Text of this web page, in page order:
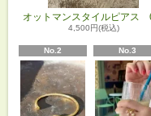
オットマンスタイルピアス
4,500円(税込)
No.2 No.3